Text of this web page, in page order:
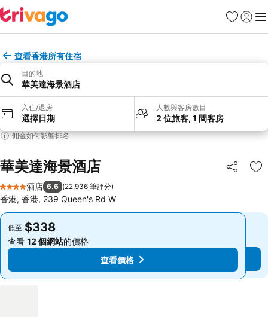
收藏夾
登入 選
查看香港所有住宿
目的地
華美達海景酒店
入住/退房
選擇日期
人數與客房數目
2 位旅客, 1 間客房
佣金如何影響排名
華美達海景酒店 分享
放
4 星級
酒店 6.6 (22,936 筆評分)
香港, 香港, 239 Queen's Rd W
低至 $338
查看 12 個網站的價格
查看價格
低至 $338
查看 12 個網站的價格
查看價格